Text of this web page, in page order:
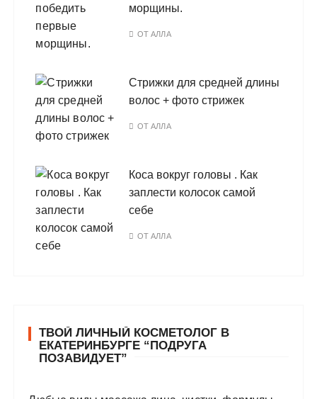
морщины.
ОТАЛЛА
Стрижки для средней длины
волос + фото стрижек
ОТАЛЛА
Коса вокруг головы . Как
заплести колосок самой
себе
ОТАЛЛА
ТВОЙ ЛИЧНЫЙ КОСМЕТОЛОГ В
ЕКАТЕРИНБУРГЕ “ПОДРУГА
ПОЗАВИДУЕТ”